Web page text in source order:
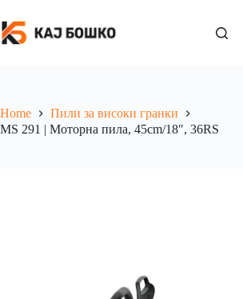
Home
Пили за високи гранки
MS 291 | Моторна пила, 45cm/18″, 36RS